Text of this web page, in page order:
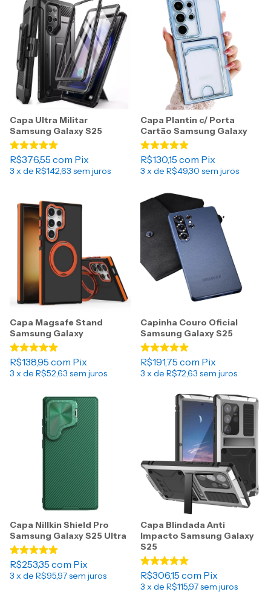
Capa Ultra Militar
Samsung Galaxy S25
R$376,55 com Pix
3 x de R$142,63 sem juros
Capa Plantin c/ Porta
Cartão Samsung Galaxy
R$130,15 com Pix
3 x de R$49,30 sem juros
Capa Magsafe Stand
Samsung Galaxy
R$138,95 com Pix
3 x de R$52,63 sem juros
Capinha Couro Oficial
Samsung Galaxy S25
R$191,75 com Pix
3 x de R$72,63 sem juros
Capa Nillkin Shield Pro
Samsung Galaxy S25 Ultra
R$253,35 com Pix
3 x de R$95,97sem juros
Capa Blindada Anti
Impacto Samsung Galaxy
S25
R$306,15 com Pix
3 x de R$115,97sem juros